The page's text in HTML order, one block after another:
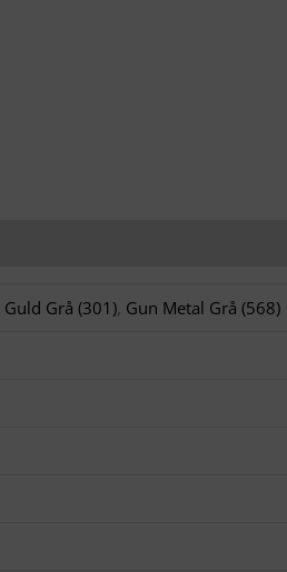
Guld Grå (301), Gun Metal Grå (568)